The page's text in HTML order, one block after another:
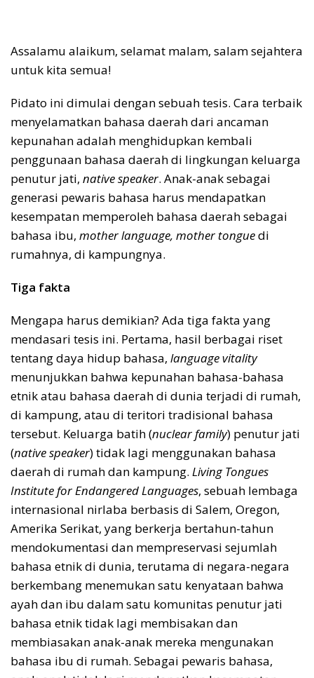
Assalamu alaikum, selamat malam, salam sejahtera
untuk kita semua!
Pidato ini dimulai dengan sebuah tesis. Cara terbaik
menyelamatkan bahasa daerah dari ancaman
kepunahan adalah menghidupkan kembali
penggunaan bahasa daerah di lingkungan keluarga
penutur jati, native speaker. Anak-anak sebagai
generasi pewaris bahasa harus mendapatkan
kesempatan memperoleh bahasa daerah sebagai
bahasa ibu, mother language, mother tonguedi
rumahnya, di kampungnya.
Tiga fakta
Mengapa harus demikian? Ada tiga fakta yang
mendasari tesis ini. Pertama, hasil berbagai riset
tentang daya hidup bahasa, language vitality
menunjukkan bahwa kepunahan bahasa-bahasa
etnik atau bahasa daerah di dunia terjadi di rumah,
di kampung, atau di teritori tradisional bahasa
tersebut. Keluarga batih (nuclear family) penutur jati
(native speaker) tidak lagi menggunakan bahasa
daerah di rumah dan kampung. Living Tongues
Institute for Endangered Languages, sebuah lembaga
internasional nirlaba berbasis di Salem, Oregon,
Amerika Serikat, yang berkerja bertahun-tahun
mendokumentasi dan mempreservasi sejumlah
bahasa etnik di dunia, terutama di negara-negara
berkembang menemukan satu kenyataan bahwa
ayah dan ibu dalam satu komunitas penutur jati
bahasa etnik tidak lagi membisakan dan
membiasakan anak-anak mereka mengunakan
bahasa ibu di rumah. Sebagai pewaris bahasa,